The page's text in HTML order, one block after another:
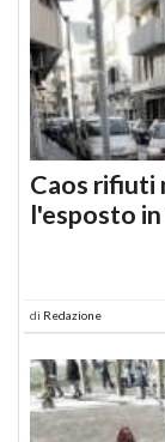
Caos rifiuti
l'esposto
di Redazione